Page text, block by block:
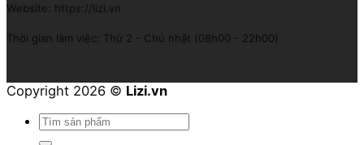
Website: https://lizi.vn
Thời gian làm việc: Thứ 2 - Chủ nhật (08h00 - 22h00)
Copyright 2026 © Lizi.vn
Tìm
kiếm: